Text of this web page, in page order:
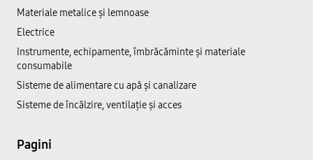
Materiale metalice și lemnoase
Electrice
Instrumente, echipamente, îmbrăcăminte și materiale
consumabile
Sisteme de alimentare cu apă și canalizare
Sisteme de încălzire, ventilație și acces
Pagini